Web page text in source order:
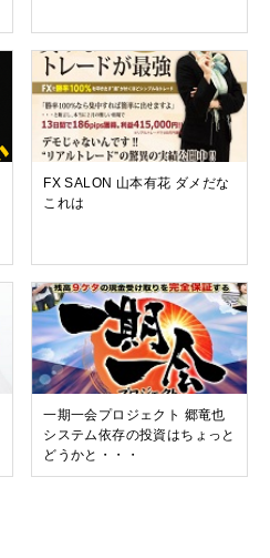
FX SALON 山本有花 ダメだな
これは
一期一会プロジェクト 郷竜也
システム依存の投資はちょっと
どうかと・・・